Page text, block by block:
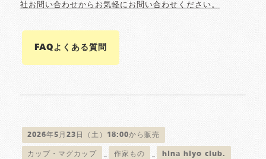
社お問い合わせからお気軽にお問い合わせください。
FAQよくある質問
2026年5月23日（土）18:00から販売
カップ・マグカップ 作家もの hina hiyo club.